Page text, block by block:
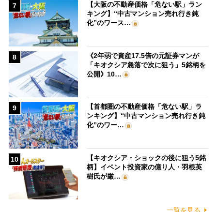
7
【大阪の不動産価格「危ない駅」ラン
キング】“中古マンション売れ行き鈍
化”のワース…
8
《2年弱で資産17.5倍の元証券マンが
「キオクシア急落で次に狙う」5銘柄を
公開》10…
9
【首都圏の不動産価格「危ない駅」ラ
ンキング】“中古マンション売れ行き鈍
化”のワー…
10
【キオクシア・ショックの後に狙う5銘
柄】イベント投資家の億り人・羽根英
樹氏が厳…
一覧を見る